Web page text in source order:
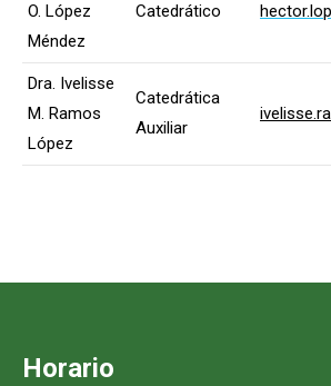
O. López
Méndez
Catedrático
Dra. Ivelisse
M. Ramos
López
Catedrática
Auxiliar
Horario